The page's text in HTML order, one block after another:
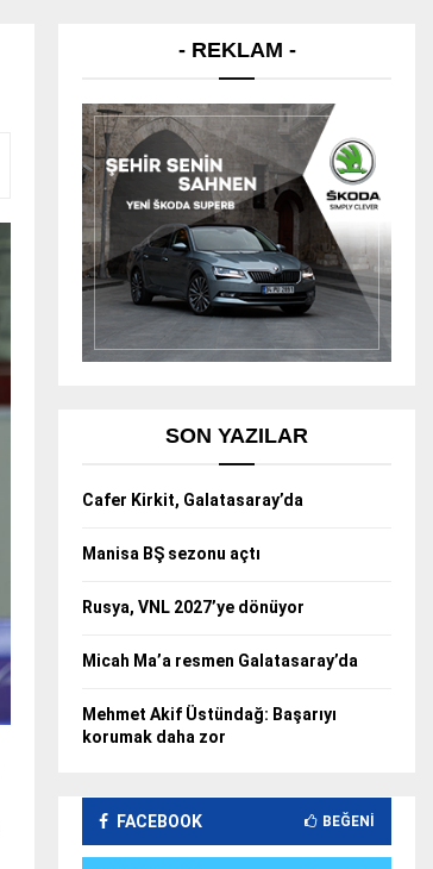
- REKLAM -
SON YAZILAR
Cafer Kirkit, Galatasaray’da
Manisa BŞ sezonu açtı
Rusya, VNL 2027’ye dönüyor
Micah Ma’a resmen Galatasaray’da
Mehmet Akif Üstündağ: Başarıyı
korumak daha zor
FACEBOOK BEĞENI